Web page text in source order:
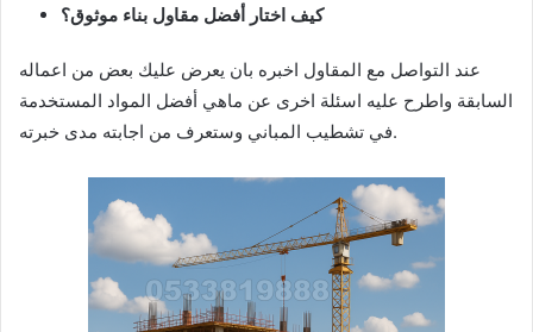
كيف اختار أفضل مقاول بناء موثوق؟
عند التواصل مع المقاول اخبره بان يعرض عليك بعض من اعماله
السابقة واطرح عليه اسئلة اخرى عن ماهي أفضل المواد المستخدمة
في تشطيب المباني وستعرف من اجابته مدى خبرته.